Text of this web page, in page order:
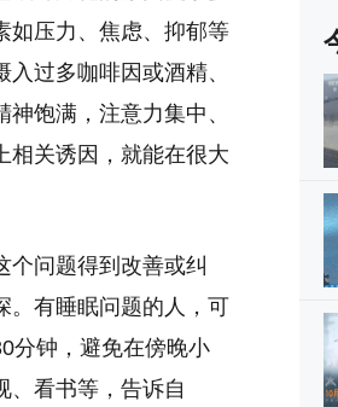
如压力、焦虑、抑郁等
过多咖啡因或酒精、
饱满，注意力集中、
相关诱因，就能在很大
个问题得到改善或纠
。有睡眠问题的人，可
分钟，避免在傍晚小
、看书等，告诉自